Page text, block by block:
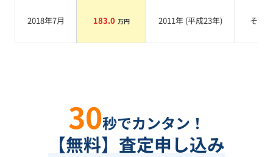
2018年7月 183.0 万円 2011年 (平成23年) その他
30秒でカンタン！
【無料】査定申し込み